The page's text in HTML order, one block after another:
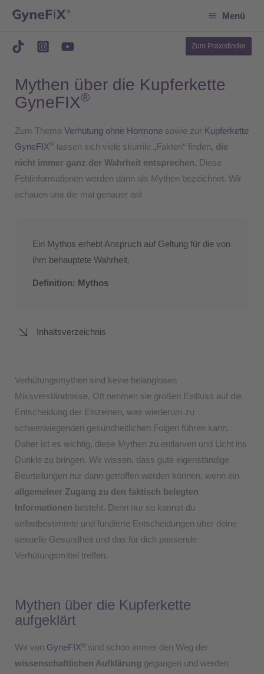
springen
Menü
Zum Praxisfinder
Mythen über die Kupferkette
GyneFIX®
Zum Thema Verhütung ohne Hormone sowie zur Kupferkette
GyneFIX® lassen sich viele skurrile „Fakten“ finden, die
nicht immer ganz der Wahrheit entsprechen. Diese
Fehlinformationen werden dann als Mythen bezeichnet. Wir
schauen uns die mal genauer an!
Ein Mythos erhebt Anspruch auf Geltung für die von
ihm behauptete Wahrheit.
Definition: Mythos
Inhaltsverzeichnis
Verhütungsmythen sind keine belanglosen
Missverständnisse. Oft nehmen sie großen Einfluss auf die
Entscheidung der Einzelnen, was wiederum zu
schwerwiegenden gesundheitlichen Folgen führen kann.
Daher ist es wichtig, diese Mythen zu entlarven und Licht ins
Dunkle zu bringen. Wir wissen, dass gute eigenständige
Beurteilungen nur dann getroffen werden können, wenn ein
allgemeiner Zugang zu den faktisch belegten
Informationen besteht. Denn nur so kannst du
selbstbestimmte und fundierte Entscheidungen über deine
sexuelle Gesundheit und das für dich passende
Verhütungsmittel treffen.
Mythen über die Kupferkette
aufgeklärt
Wir von GyneFIX® sind schon immer den Weg der
wissenschaftlichen Aufklärung gegangen und werden